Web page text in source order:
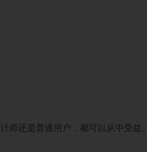
师还是普通用户，都可以从中受益。